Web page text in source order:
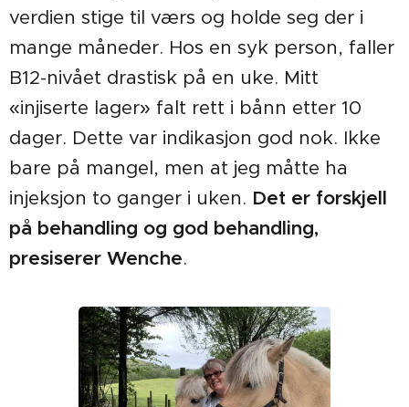
verdien stige til værs og holde seg der i
mange måneder. Hos en syk person, faller
B12-nivået drastisk på en uke. Mitt
«injiserte lager» falt rett i bånn etter 10
dager. Dette var indikasjon god nok. Ikke
bare på mangel, men at jeg måtte ha
injeksjon to ganger i uken. Det er forskjell
på behandling og god behandling,
presiserer Wenche.